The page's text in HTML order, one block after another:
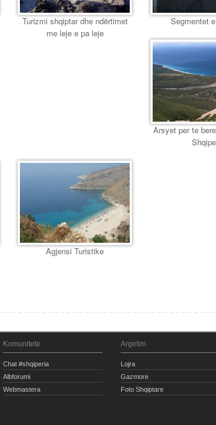
Turizmi shqiptar dhe ndërtimet
me leje e pa leje
Segmentet
Arsyet per te
Agjensi Turistike
Komunitete
Chat #shqiperia
Albforumi
Webmastera
Argetim
Lojra
Gazmore
Foto Shqiptare